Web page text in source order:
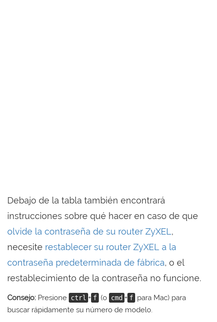
Debajo de la tabla también encontrará
instrucciones sobre qué hacer en caso de que
olvide la contraseña de su router ZyXEL,
necesite restablecer su router ZyXEL a la
contraseña predeterminada de fábrica, o el
restablecimiento de la contraseña no funcione.
Consejo: Presione ctrl + f (o cmd + f para Mac) para
buscar rápidamente su número de modelo.